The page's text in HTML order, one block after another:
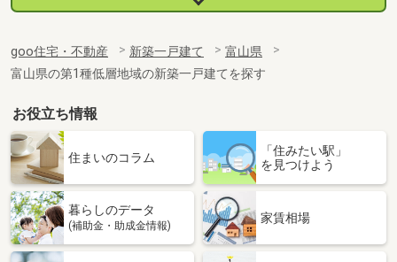
goo住宅・不動産 新築一戸建て
富山県
富山県の第1種低層地域の新築一戸建てを探す
お役立ち情報
住まいのコラム
「住みたい駅」
を見つけよう
暮らしのデータ
(補助金・助成金情報)
家賃相場